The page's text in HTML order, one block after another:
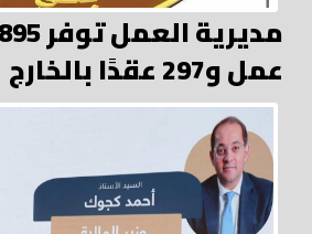
عمل و297 عقدًا بالخارج